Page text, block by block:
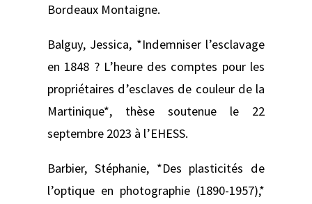
Bordeaux Montaigne.
Balguy, Jessica, *Indemniser l’esclavage
en 1848 ? L’heure des comptes pour les
propriétaires d’esclaves de couleur de la
Martinique*, thèse soutenue le 22
septembre 2023 à l’EHESS.
Barbier, Stéphanie, *Des plasticités de
l’optique en photographie (1890-1957),*